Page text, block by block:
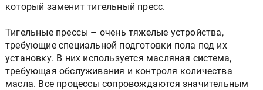
который заменит тигельный пресс.
Тигельные прессы – очень тяжелые устройства,
требующие специальной подготовки пола под их
установку. В них используется масляная система,
требующая обслуживания и контроля количества
масла. Все процессы сопровождаются значительным